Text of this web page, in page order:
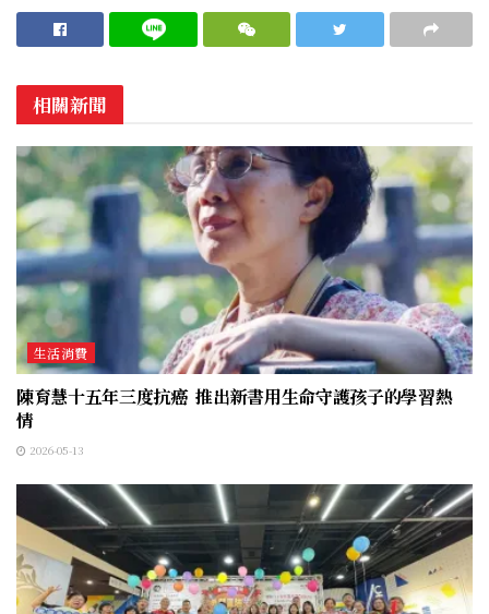
相關新聞
生活消費
陳育慧十五年三度抗癌 推出新書用生命守護孩子的學習熱
情
2026-05-13